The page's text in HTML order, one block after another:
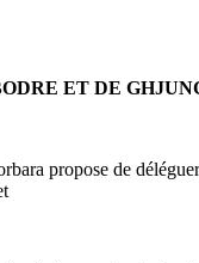
ET DE
propose de